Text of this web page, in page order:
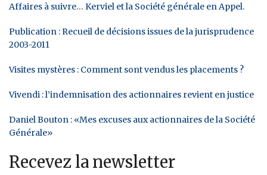
Affaires à suivre… Kerviel et la Société générale en Appel.
Publication : Recueil de décisions issues de la jurisprudence
2003-2011
Visites mystères : Comment sont vendus les placements ?
Vivendi : l’indemnisation des actionnaires revient en justice
Daniel Bouton : «Mes excuses aux actionnaires de la Société
Générale»
Recevez la newsletter